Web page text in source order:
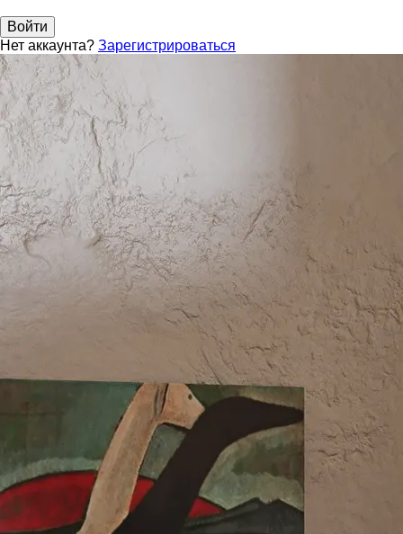
Войти
Нет аккаунта? Зарегистрироваться